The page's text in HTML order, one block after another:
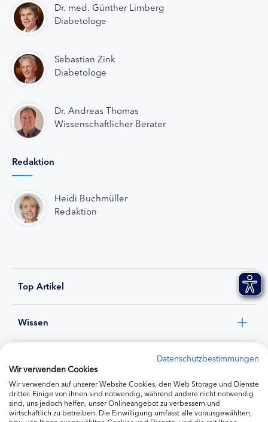
Dr. med. Günther Limberg
Diabetologe
Sebastian Zink
Diabetologe
Dr. Andreas Thomas
Wissenschaftlicher Berater
Redaktion
Heidi Buchmüller
Redaktion
Top Artikel
Wissen
Ernährung
Datenschutzbestimmungen
Wir verwenden Cookies
Wir verwenden auf unserer Website Cookies, den Web Storage und Dienste
dritter. Einige von ihnen sind notwendig, während andere nicht notwendig
sind, uns jedoch helfen, unser Onlineangebot zu verbessern und
wirtschaftlich zu betreiben. Die Einwilligung umfasst alle vorausgewählten,